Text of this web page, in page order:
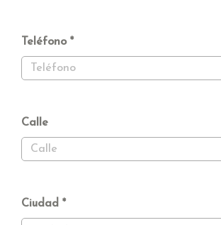
Teléfono
Calle
Ciudad